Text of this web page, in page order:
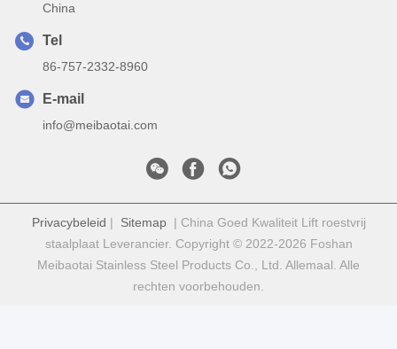
China
Tel
86-757-2332-8960
E-mail
info@meibaotai.com
Privacybeleid | Sitemap| China Goed Kwaliteit Lift roestvrij
staalplaat Leverancier. Copyright © 2022-2026 Foshan
Meibaotai Stainless Steel Products Co., Ltd. Allemaal. Alle
rechten voorbehouden.